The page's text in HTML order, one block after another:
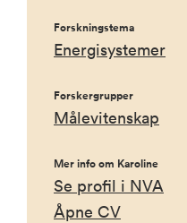
Forskningstema
Energisystemer
Forskergrupper
Målevitenskap
Mer info om Karoline
Se profil i NVA
Åpne CV